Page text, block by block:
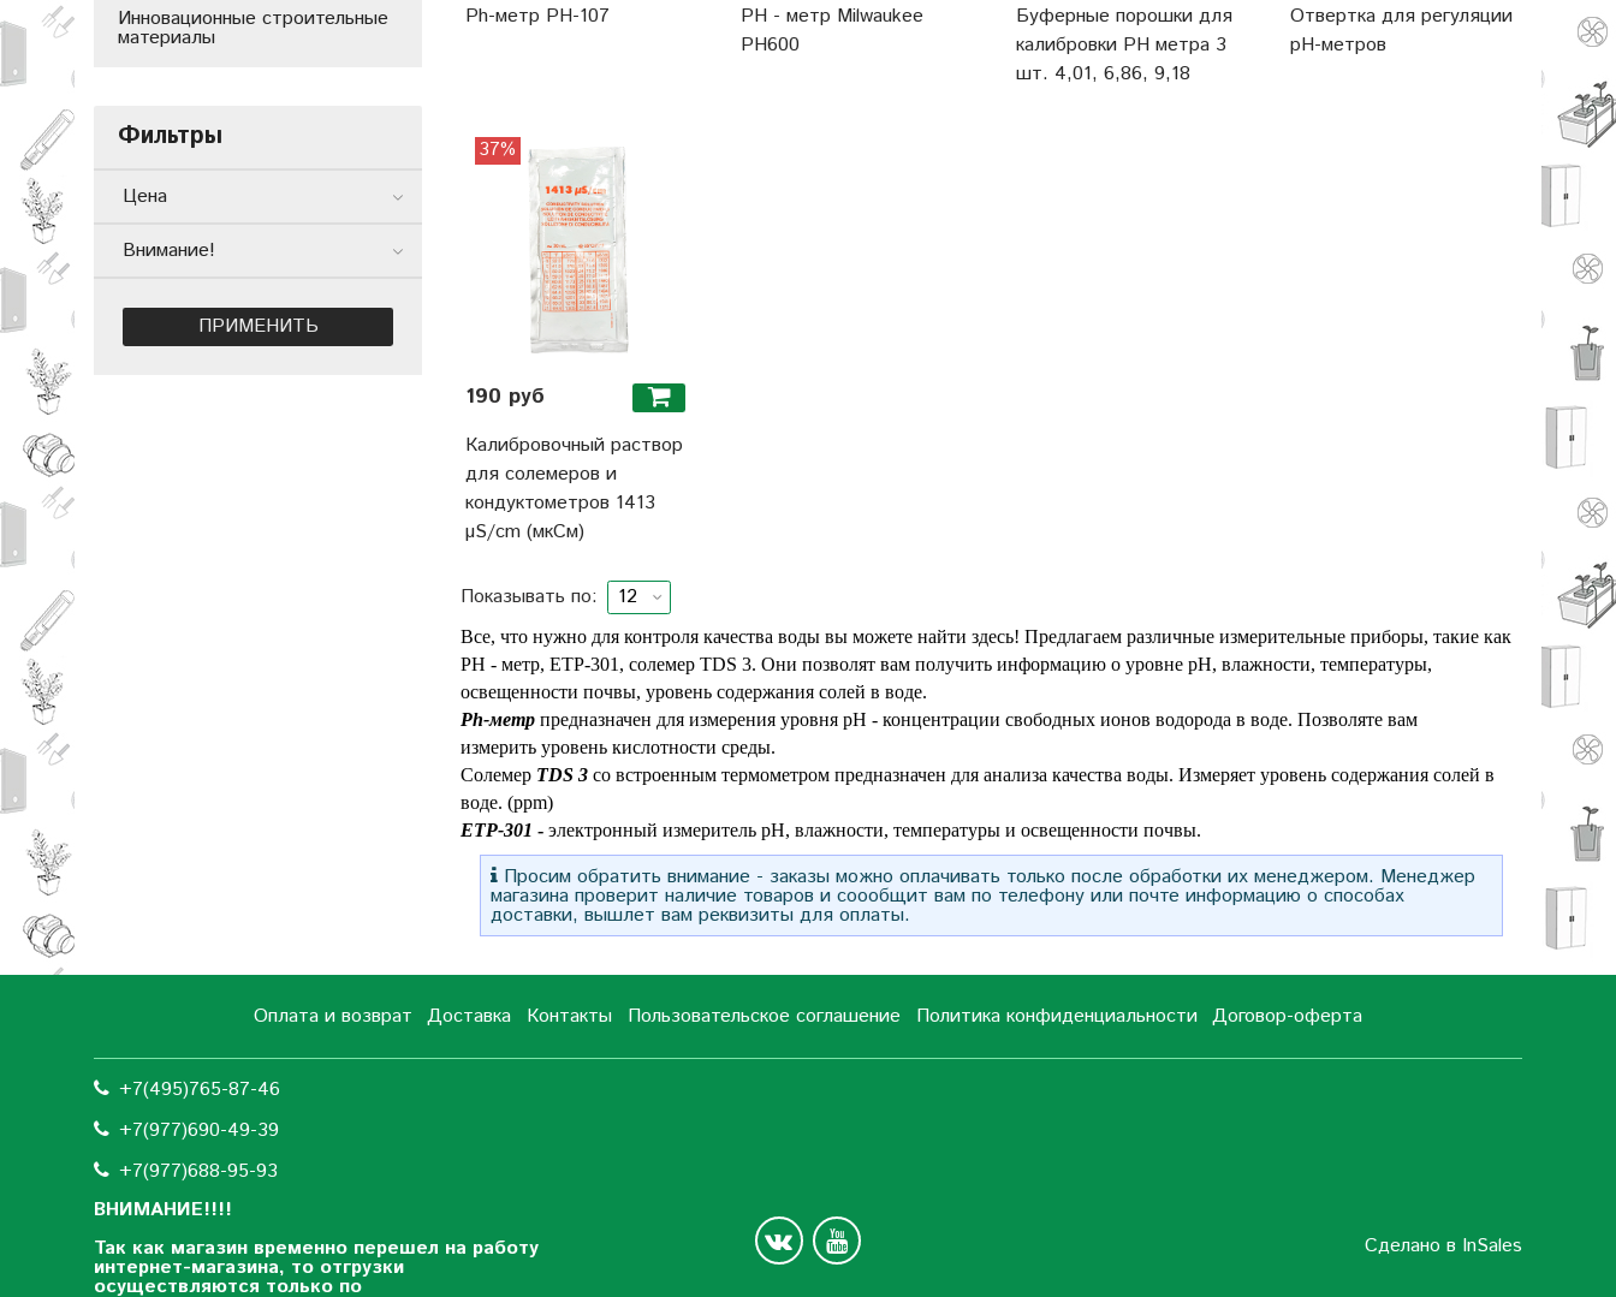
Ph-метр PH-107
PH - метр Milwaukee
PH600
Буферные порошки для
калибровки PH метра 3
шт. 4,01, 6,86, 9,18
Отвертка для регуляции
pH-метров
37%
190 руб
Калибровочный раствор
для солемеров и
кондуктометров 1413
µS/cm (мкСм)
Показывать по:
Все, что нужно для контроля качества воды вы можете найти здесь! Предлагаем различные измерительные приборы, такие как
PH - метр, ЕТР-301, солемер TDS 3. Они позволят вам получить информацию о уровне pH, влажности, температуры,
освещенности почвы, уровень содержания солей в воде.
Ph-метр предназначен для измерения уровня pH - концентрации свободных ионов водорода в воде. Позволяте вам
измерить уровень кислотности среды.
Солемер TDS 3 со встроенным термометром предназначен для анализа качества воды. Измеряет уровень содержания солей в
воде. (ppm)
ЕТР-301 - электронный измеритель pH, влажности, температуры и освещенности почвы.
Просим обратить внимание - заказы можно оплачивать только после обработки их менеджером. Менеджер
магазина проверит наличие товаров и соообщит вам по телефону или почте информацию о способах
доставки, вышлет вам реквизиты для оплаты.
Инновационные строительные
материалы
Фильтры
Цена
Внимание!
ПРИМЕНИТЬ
Оплата и возврат Доставка Контакты Пользовательское соглашение Политика конфиденциальности Договор-оферта
+7(495)765-87-46
+7(977)690-49-39
+7(977)688-95-93
ВНИМАНИЕ!!!!
Так как магазин временно перешел на работу
интернет-магазина, то отгрузки
осуществляются только по
Сделано в InSales